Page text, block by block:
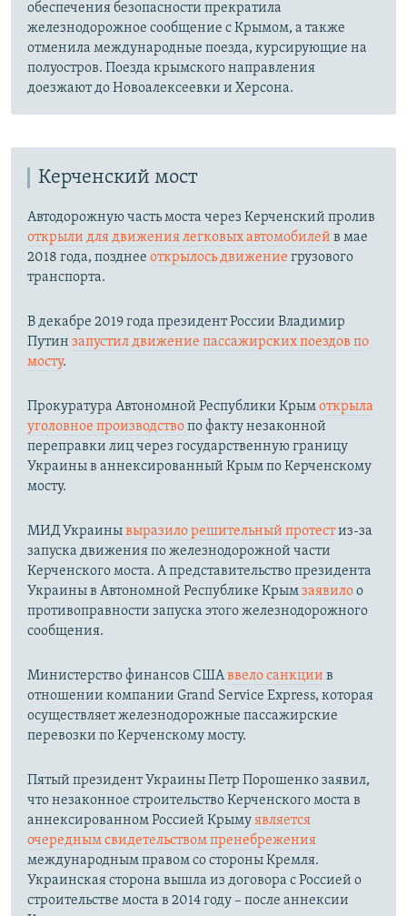
обеспечения безопасности прекратила
железнодорожное сообщение с Крымом, а также
отменила международные поезда, курсирующие на
полуостров. Поезда крымского направления
доезжают до Новоалексеевки и Херсона.
Керченский мост
Автодорожную часть моста через Керченский пролив
открыли для движения легковых автомобилей в мае
2018 года, позднее открылось движение грузового
транспорта.
В декабре 2019 года президент России Владимир
Путин запустил движение пассажирских поездов по
мосту.
Прокуратура Автономной Республики Крымоткрыла
уголовное производствопо факту незаконной
переправки лиц через государственную границу
Украины в аннексированный Крым по Керченскому
мосту.​
МИД Украинывыразило решительный протестиз-за
запуска движения по железнодорожной части
Керченского моста. А представительство президента
Украины в Автономной Республике Крымзаявилоо
противоправности запуска этого железнодорожного
сообщения.
Министерство финансов СШАввело санкции в
отношении компании Grand Service Express, которая
осуществляет железнодорожные пассажирские
перевозки по Керченскому мосту.
Пятый президент Украины Петр Порошенко заявил,
что незаконное строительство Керченского моста в
аннексированном Россией Крымуявляется
очередным свидетельством пренебрежения
международным правом со стороны Кремля.
Украинская сторона вышла из договора с Россией о
строительстве моста в 2014 году – после аннексии